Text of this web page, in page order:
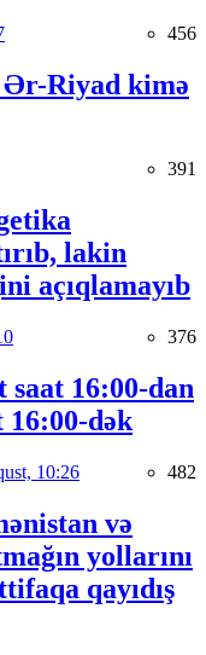
456
Ər-Riyad kimə
391
lakin
açıqlamayıb
376
saat 16:00-dan
16:00-dək
10:26 482
və
yollarını
qayıdış